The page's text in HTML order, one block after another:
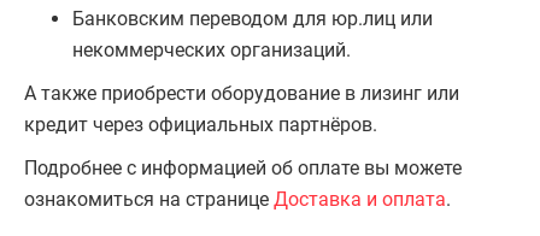
Банковским переводом для юр.лиц или
некоммерческих организаций.
А также приобрести оборудование в лизинг или
кредит через официальных партнёров.
Подробнее с информацией об оплате вы можете
ознакомиться на странице Доставка и оплата.